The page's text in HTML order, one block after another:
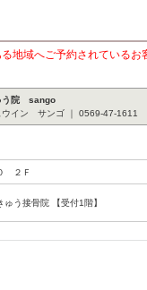
地域へご予約されている
う院 sango
ウイン サンゴ ｜ 0569-47-1611
２Ｆ
ゅう接骨院 【受付1階】